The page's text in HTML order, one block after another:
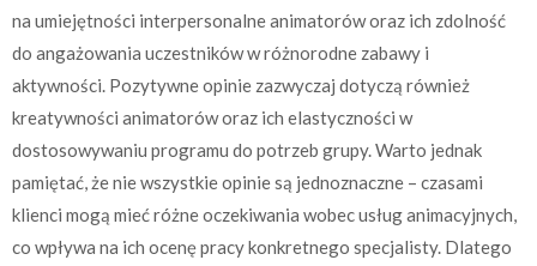
na umiejętności interpersonalne animatorów oraz ich zdolność
do angażowania uczestników w różnorodne zabawy i
aktywności. Pozytywne opinie zazwyczaj dotyczą również
kreatywności animatorów oraz ich elastyczności w
dostosowywaniu programu do potrzeb grupy. Warto jednak
pamiętać, że nie wszystkie opinie są jednoznaczne – czasami
klienci mogą mieć różne oczekiwania wobec usług animacyjnych,
co wpływa na ich ocenę pracy konkretnego specjalisty. Dlatego